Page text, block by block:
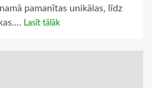
pamanītas unikālas, līdz
Lasīt tālāk